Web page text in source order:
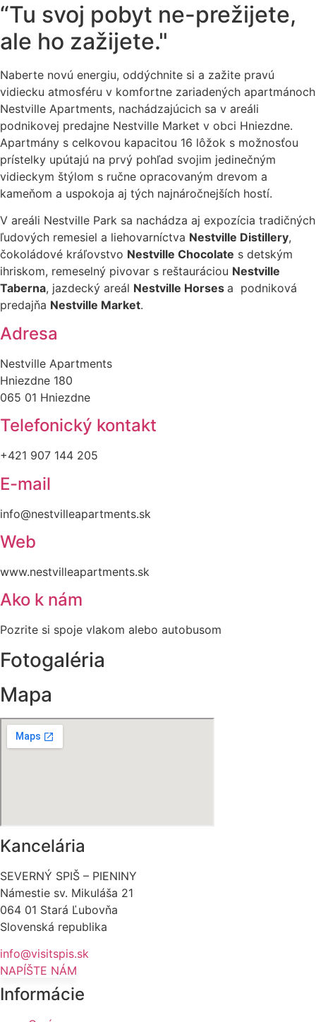
“Tu svoj pobyt ne-prežijete,
ale ho zažijete."
Naberte novú energiu, oddýchnite si a zažite pravú
vidiecku atmosféru v komfortne zariadených apartmánoch
Nestville Apartments, nachádzajúcich sa v areáli
podnikovej predajne Nestville Market v obci Hniezdne.
Apartmány s celkovou kapacitou 16 lôžok s možnosťou
prístelky upútajú na prvý pohľad svojim jedinečným
vidieckym štýlom s ručne opracovaným drevom a
kameňom a uspokoja aj tých najnáročnejších hostí.
V areáli Nestville Park sa nachádza aj expozícia tradičných
ľudových remesiel a liehovarníctva Nestville Distillery,
čokoládové kráľovstvo Nestville Chocolate s detským
ihriskom, remeselný pivovar s reštauráciou Nestville
Taberna, jazdecký areál Nestville Horses a podniková
predajňa Nestville Market.
Adresa
Nestville Apartments
Hniezdne 180
065 01 Hniezdne
Telefonický kontakt
+421 907 144 205
E-mail
info@nestvilleapartments.sk
Web
www.nestvilleapartments.sk
Ako k nám
Pozrite si spoje vlakom alebo autobusom
Fotogaléria
Mapa
Kancelária
SEVERNÝ SPIŠ – PIENINY
Námestie sv. Mikuláša 21
064 01 Stará Ľubovňa
Slovenská republika
info@visitspis.sk
NAPÍŠTE NÁM
Informácie